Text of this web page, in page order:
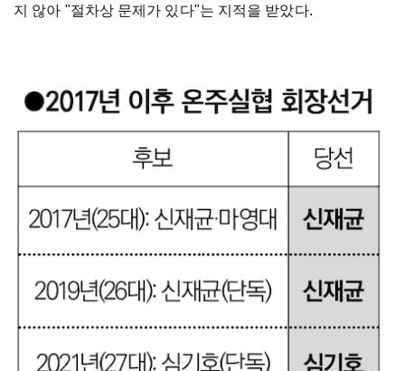
지 않아 "절차상 문제가 있다"는 지적을 받았다.